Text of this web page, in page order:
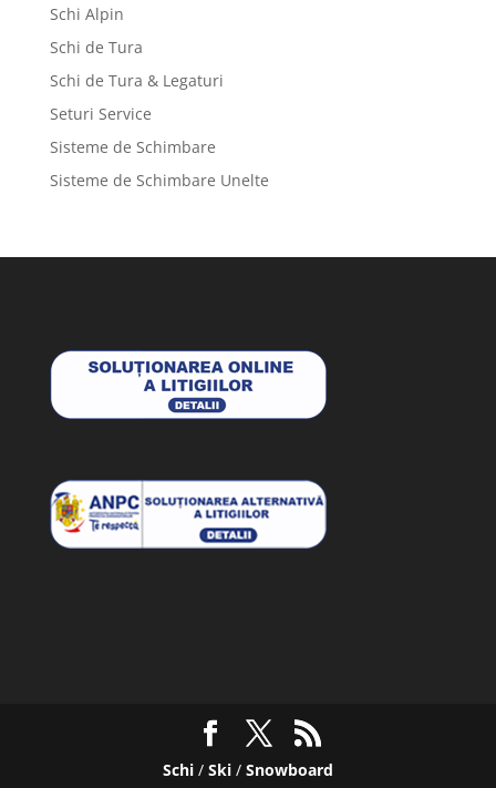
Schi Alpin
Schi de Tura
Schi de Tura & Legaturi
Seturi Service
Sisteme de Schimbare
Sisteme de Schimbare Unelte
Schi/ Ski/ Snowboard